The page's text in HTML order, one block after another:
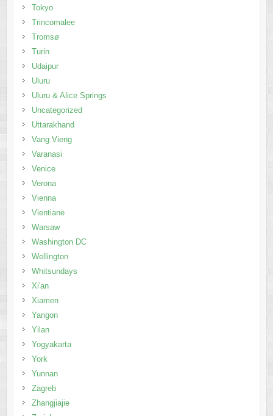
Tokyo
Trincomalee
Tromsø
Turin
Udaipur
Uluru
Uluru & Alice Springs
Uncategorized
Uttarakhand
Vang Vieng
Varanasi
Venice
Verona
Vienna
Vientiane
Warsaw
Washington DC
Wellington
Whitsundays
Xi'an
Xiamen
Yangon
Yilan
Yogyakarta
York
Yunnan
Zagreb
Zhangjiajie